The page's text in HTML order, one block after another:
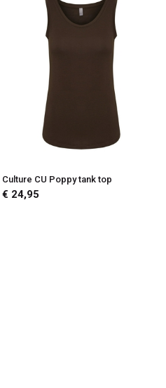
Culture CU Poppy tank top
€ 24,95